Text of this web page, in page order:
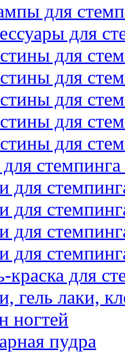
для
для
для
для
для
для
для
для
для
для
для
краска для
гель лаки,
ногтей
пудра